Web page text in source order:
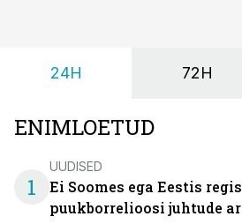
24H 72H
ENIMLOETUD
1
UUDISED
Ei Soomes ega Eestis
puukborrelioosi juhtude